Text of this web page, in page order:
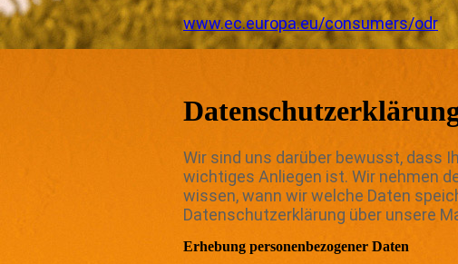
www.ec.europa.eu/consumers/odr
Wir sind uns darüber bewusst, dass
wichtiges Anliegen ist. Wir nehmen
wissen, wann wir welche Daten
Datenschutzerklärung über unsere
Erhebung personenbezogener Daten